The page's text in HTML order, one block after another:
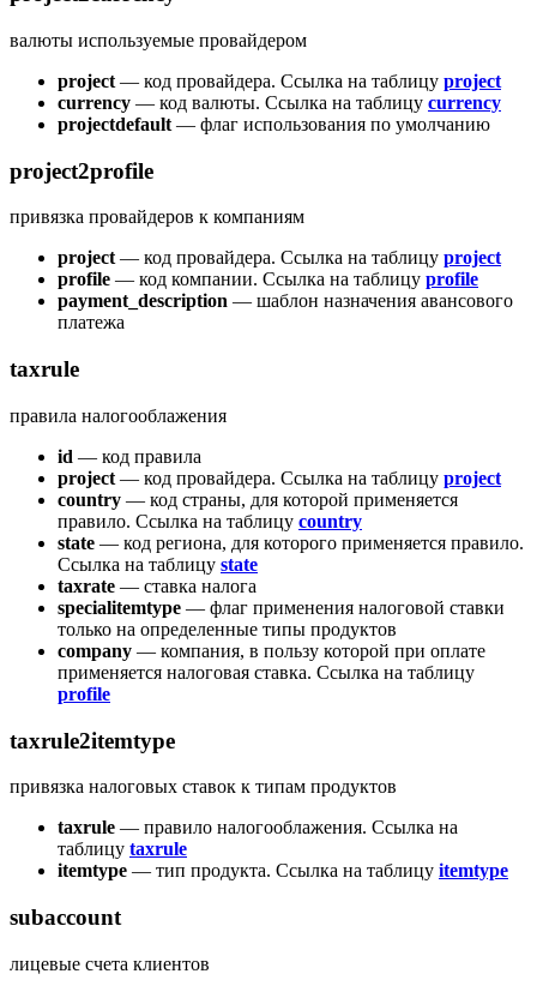
валюты используемые провайдером
project — код провайдера. Ссылка на таблицу project
currency — код валюты. Ссылка на таблицу currency
projectdefault — флаг использования по умолчанию
project2profile
привязка провайдеров к компаниям
project — код провайдера. Ссылка на таблицу project
profile — код компании. Ссылка на таблицу profile
payment_description — шаблон назначения авансового
платежа
taxrule
правила налогооблажения
id — код правила
project — код провайдера. Ссылка на таблицу project
country — код страны, для которой применяется
правило. Ссылка на таблицу country
state — код региона, для которого применяется правило.
Ссылка на таблицу state
taxrate — ставка налога
specialitemtype — флаг применения налоговой ставки
только на определенные типы продуктов
company — компания, в пользу которой при оплате
применяется налоговая ставка. Ссылка на таблицу
profile
taxrule2itemtype
привязка налоговых ставок к типам продуктов
taxrule — правило налогооблажения. Ссылка на
таблицу taxrule
itemtype — тип продукта. Ссылка на таблицу itemtype
subaccount
лицевые счета клиентов